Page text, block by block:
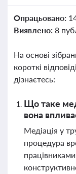
Опрацьовано:
Виявлено: 8
На основі
короткі
дізнаєтесь:
Що таке
вона
Медіація у
процедура